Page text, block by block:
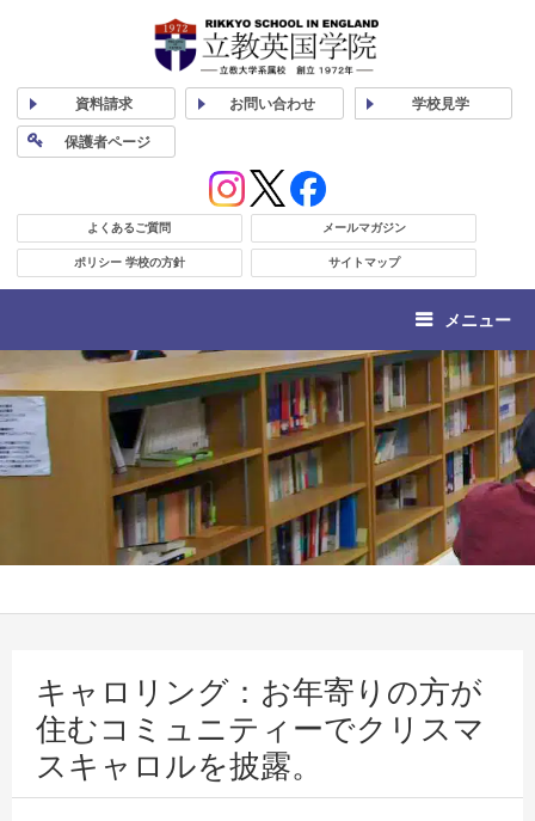
資料請求 お問い合わせ 学校見学
保護者ページ
よくあるご質問 メールマガジン
ポリシー 学校の方針 サイトマップ
メニュー
キャロリング：お年寄りの方が
住むコミュニティーでクリスマ
スキャロルを披露。